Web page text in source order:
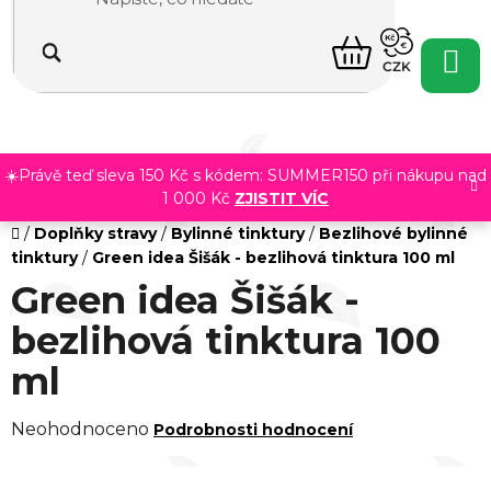
obsah
☀️Právě teď sleva 150 Kč s kódem: SUMMER150 při nákupu nad
1 000 Kč ZJISTIT VÍC
NÁKUPNÍ
KOŠÍK
CZK
Domů
/ Doplňky stravy / Bylinné tinktury / Bezlihové bylinné
tinktury / Green idea Šišák - bezlihová tinktura 100 ml
Green idea Šišák -
bezlihová tinktura 100
ml
Průměrné
Neohodnoceno Podrobnosti hodnocení